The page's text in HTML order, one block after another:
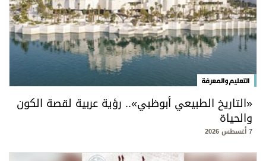
التعليم والمعرفة
«التاريخ الطبيعي أبوظبي».. رؤية عربية لقصة الكون
والحياة
7 أغسطس 2026